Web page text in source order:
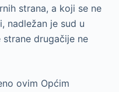
strana, a koji se ne
nadležan je sud u
drugačije ne
ovim Općim